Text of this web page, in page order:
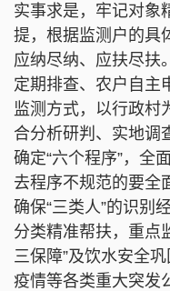
实事求是，牢记对象
提，根据监测户的具
应纳尽纳、应扶尽扶
定期排查、农户自主
监测方式，以行政村
合分析研判、实地调
确定“六个程序”，全
去程序不规范的要全
确保“三类人”的识别
分类精准帮扶，重点
三保障”及饮水安全
疫情等各类重大突发